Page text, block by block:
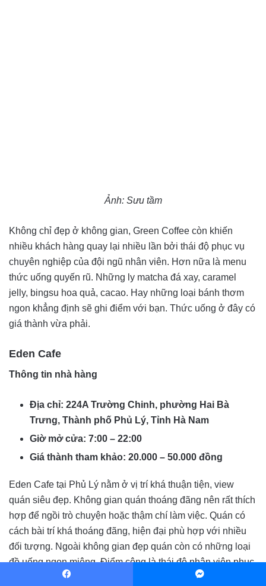
Ảnh: Sưu tầm
Không chỉ đẹp ở không gian, Green Coffee còn khiến
nhiều khách hàng quay lại nhiều lần bởi thái độ phục vụ
chuyên nghiệp của đội ngũ nhân viên. Hơn nữa là menu
thức uống quyến rũ. Những ly matcha đá xay, caramel
jelly, bingsu hoa quả, cacao. Hay những loại bánh thơm
ngon khẳng định sẽ ghi điểm với bạn. Thức uống ở đây có
giá thành vừa phải.
Eden Cafe
Thông tin nhà hàng
Địa chỉ: 224A Trường Chinh, phường Hai Bà
Trưng, Thành phố Phủ Lý, Tỉnh Hà Nam
Giờ mở cửa: 7:00 – 22:00
Giá thành tham khảo: 20.000 – 50.000 đồng
Eden Cafe tại Phủ Lý nằm ở vị trí khá thuận tiện, view
quán siêu đẹp. Không gian quán thoáng đãng nên rất thích
hợp để ngồi trò chuyện hoặc thậm chí làm việc. Quán có
cách bài trí khá thoáng đãng, hiện đại phù hợp với nhiều
đối tượng. Ngoài không gian đẹp quán còn có những loại
đồ uống ngon miệng. Điểm cộng là thái độ nhân viên phục
vụ nhanh nhẹn và nhiệt tình.